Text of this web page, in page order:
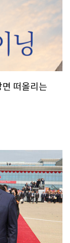
떠올리는